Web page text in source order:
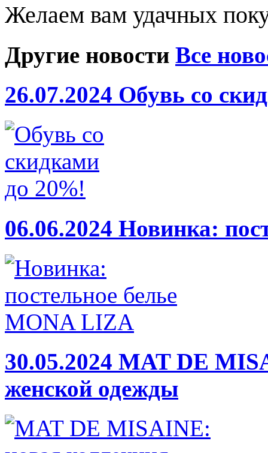
Желаем вам удачных
Другие новости Все
26.07.2024 Обувь со
06.06.2024 Новинка:
30.05.2024 MAT DE
женской одежды